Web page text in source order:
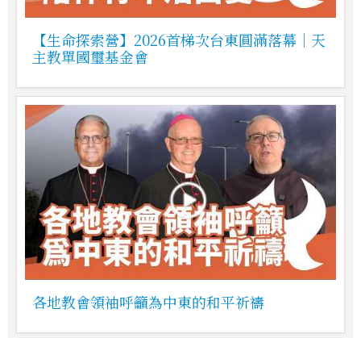
【生命探索營】2026首梯次台東圓滿落幕｜天
主教單國璽基金會
各地教會領袖呼籲為中東的和平祈禱